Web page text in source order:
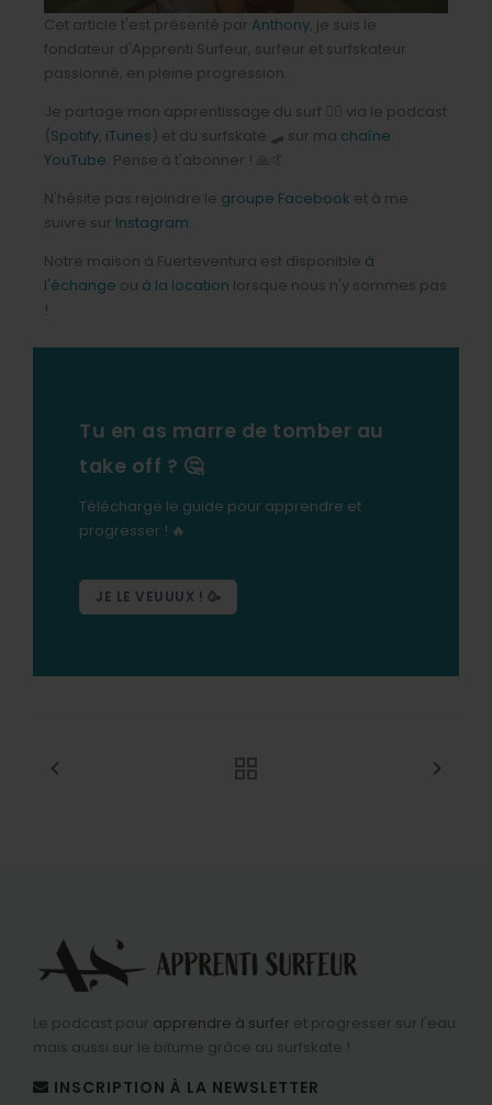
Cet article t'est présenté par Anthony , je suis le
fondateur d'Apprenti Surfeur, surfeur et surfskateur
passionné, en pleine progression.
Je partage mon apprentissage du surf 🏄‍♂️ via le podcast
(Spotify iTunes) et du surfskate 🛹 sur ma chaîne
YouTube . Pense à t'abonner ! 🙏🤙
N'hésite pas rejoindre le groupe Facebook et à me
suivre sur Instagram
Notre maison à Fuerteventura est disponible à
l'échange ou à la location lorsque nous n'y sommes pas
!
Tu en as marre de tomber au
take off ? 🤔
Télécharge le guide pour apprendre et
progresser ! 🔥
JE LE VEUUUX ! 🥳
Le podcast pour apprendre à surfer et progresser sur l'eau
mais aussi sur le bitume grâce au surfskate !
INSCRIPTION À LA NEWSLETTER